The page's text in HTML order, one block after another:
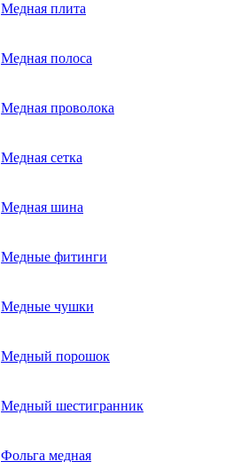
Медная плита
Медная полоса
Медная проволока
Медная сетка
Медная шина
Медные фитинги
Медные чушки
Медный порошок
Медный шестигранник
Фольга медная